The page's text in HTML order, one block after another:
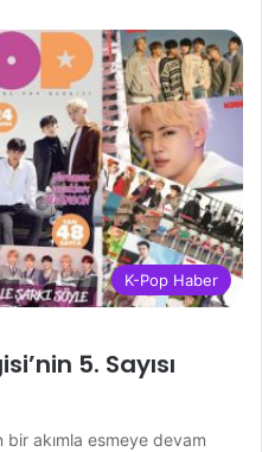
K-Pop Haber
5. Sayısı
bir akımla esmeye devam